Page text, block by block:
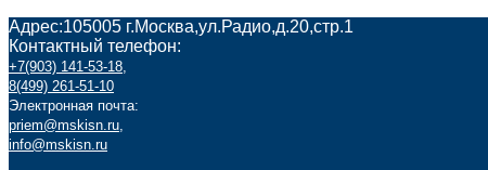
Адрес:105005 г.Москва,ул.Радио,д.20,стр.1
Контактный телефон:
+7(903) 141-53-18
8(499) 261-51-10
Электронная почта:
priem@mskisn.ru
info@mskisn.ru